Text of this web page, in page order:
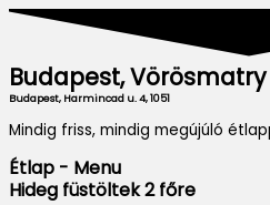
Budapest,
Budapest, Harmincad u. 4, 1051
Mindig friss, mindig megújúló
Étlap - Menu
Hideg füstöltek 2 főre